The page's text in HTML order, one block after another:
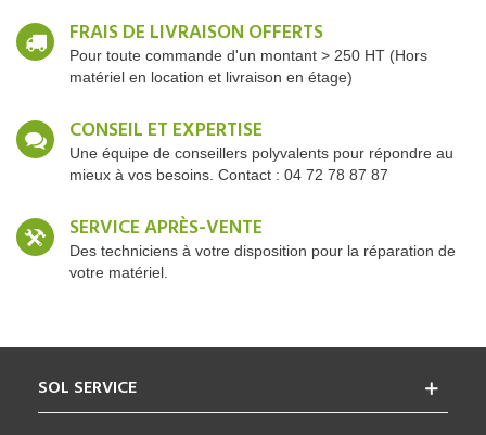
FRAIS DE LIVRAISON OFFERTS
Pour toute commande d'un montant > 250 HT (Hors
matériel en location et livraison en étage)
CONSEIL ET EXPERTISE
Une équipe de conseillers polyvalents pour répondre au
mieux à vos besoins. Contact : 04 72 78 87 87
SERVICE APRÈS-VENTE
Des techniciens à votre disposition pour la réparation de
votre matériel.
SOL SERVICE